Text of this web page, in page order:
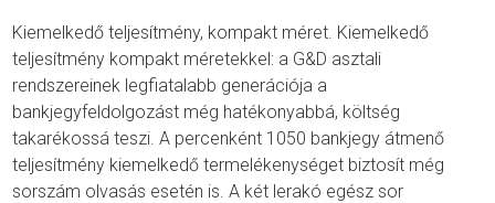
Kiemelkedő teljesítmény, kompakt méret. Kiemelkedő
teljesítmény kompakt méretekkel: a G&D asztali
rendszereinek legfiatalabb generációja a
bankjegyfeldolgozást még hatékonyabbá, költség
takarékossá teszi. A percenként 1050 bankjegy átmenő
teljesítmény kiemelkedő termelékenységet biztosít még
sorszám olvasás esetén is. A két lerakó egész sor